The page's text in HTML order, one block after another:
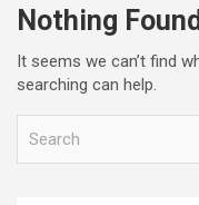
Nothing Found
It seems we can’t find
searching can help.